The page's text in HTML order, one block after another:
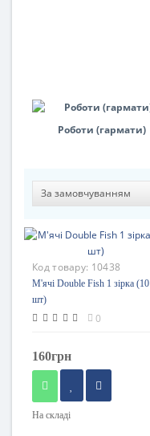
Роботи (гармати)
Код товару: 10438
М'ячі Double Fish 1 зірка (10
шт)
0
160грн
На складі